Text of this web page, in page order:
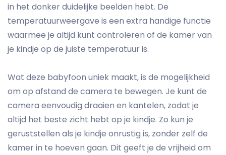
in het donker duidelijke beelden hebt. De
temperatuurweergave is een extra handige functie
waarmee je altijd kunt controleren of de kamer van
je kindje op de juiste temperatuur is.
Wat deze babyfoon uniek maakt, is de mogelijkheid
om op afstand de camera te bewegen. Je kunt de
camera eenvoudig draaien en kantelen, zodat je
altijd het beste zicht hebt op je kindje. Zo kun je
geruststellen als je kindje onrustig is, zonder zelf de
kamer in te hoeven gaan. Dit geeft je de vrijheid om